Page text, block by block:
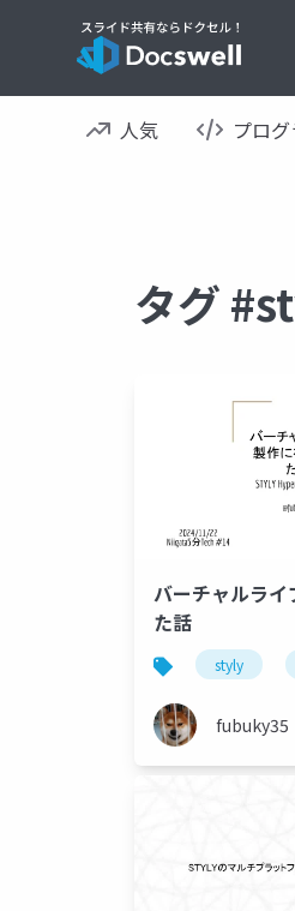
人気 プロ
タグ
バーチャルラ
た話
styly
fubuky35